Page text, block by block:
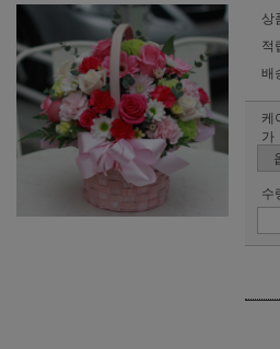
상
적
배
케
가
수